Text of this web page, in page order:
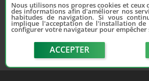
Nous utilisons nos propres cookies et
des informations afin d'améliorer nos
habitudes de navigation. Si vous
implique l'acceptation de l'installation de
configurer votre navigateur pour
ACCEPTER